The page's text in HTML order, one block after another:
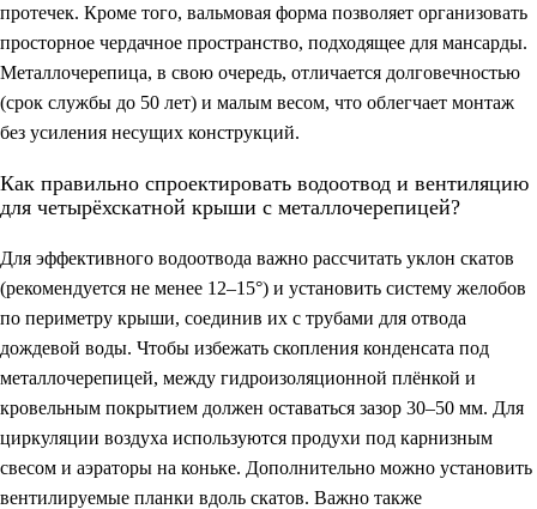
протечек. Кроме того, вальмовая форма позволяет организовать
просторное чердачное пространство, подходящее для мансарды.
Металлочерепица, в свою очередь, отличается долговечностью
(срок службы до 50 лет) и малым весом, что облегчает монтаж
без усиления несущих конструкций.
Как правильно спроектировать водоотвод и вентиляцию
для четырёхскатной крыши с металлочерепицей?
Для эффективного водоотвода важно рассчитать уклон скатов
(рекомендуется не менее 12–15°) и установить систему желобов
по периметру крыши, соединив их с трубами для отвода
дождевой воды. Чтобы избежать скопления конденсата под
металлочерепицей, между гидроизоляционной плёнкой и
кровельным покрытием должен оставаться зазор 30–50 мм. Для
циркуляции воздуха используются продухи под карнизным
свесом и аэраторы на коньке. Дополнительно можно установить
вентилируемые планки вдоль скатов. Важно также